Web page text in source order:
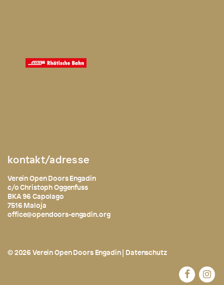
kontakt/adresse
Verein Open Doors Engadin
c/o Christoph Oggenfuss
BKA 96 Capolago
7516 Maloja
office@opendoors-engadin.org
© 2026 Verein Open Doors Engadin | Datenschutz